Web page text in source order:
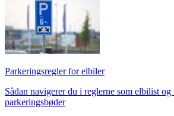
Parkeringsregler for elbiler
Sådan navigerer du i reglerne som elbilist og
parkeringsbøder